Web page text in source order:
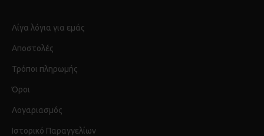
Λίγα λόγια για εμάς
Αποστολές
Τρόποι πληρωμής
Όροι
Λογαριασμός
Ιστορικό Παραγγελίων